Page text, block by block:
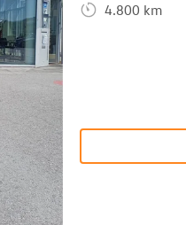
4.800 km